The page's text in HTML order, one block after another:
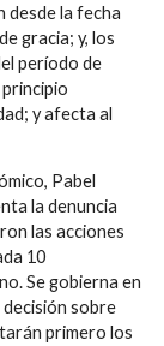
desde la fecha
gracia; y, los
período de
y afecta al
Pabel
la denuncia
las acciones
10
Se gobierna en
sobre
primero los